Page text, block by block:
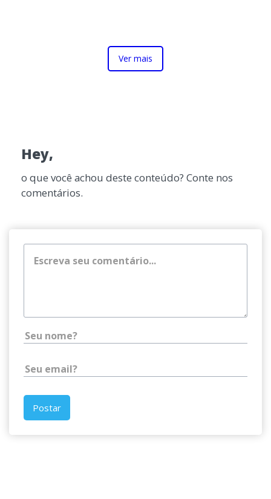
Ver mais
Hey,
o que você achou deste conteúdo? Conte nos
comentários.